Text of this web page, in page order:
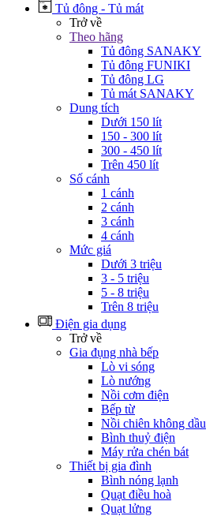
Tủ đông - Tủ mát
Trở về
Theo hãng
Tủ đông SANAKY
Tủ đông FUNIKI
Tủ đông LG
Tủ mát SANAKY
Dung tích
Dưới 150 lít
150 - 300 lít
300 - 450 lít
Trên 450 lít
Số cánh
1 cánh
2 cánh
3 cánh
4 cánh
Mức giá
Dưới 3 triệu
3 - 5 triệu
5 - 8 triệu
Trên 8 triệu
Điện gia dụng
Trở về
Gia đụng nhà bếp
Lò vi sóng
Lò nướng
Nồi cơm điện
Bếp từ
Nồi chiên không dầu
Bình thuỷ điện
Máy rửa chén bát
Thiết bị gia đình
Bình nóng lạnh
Quạt điều hoà
Quạt lửng